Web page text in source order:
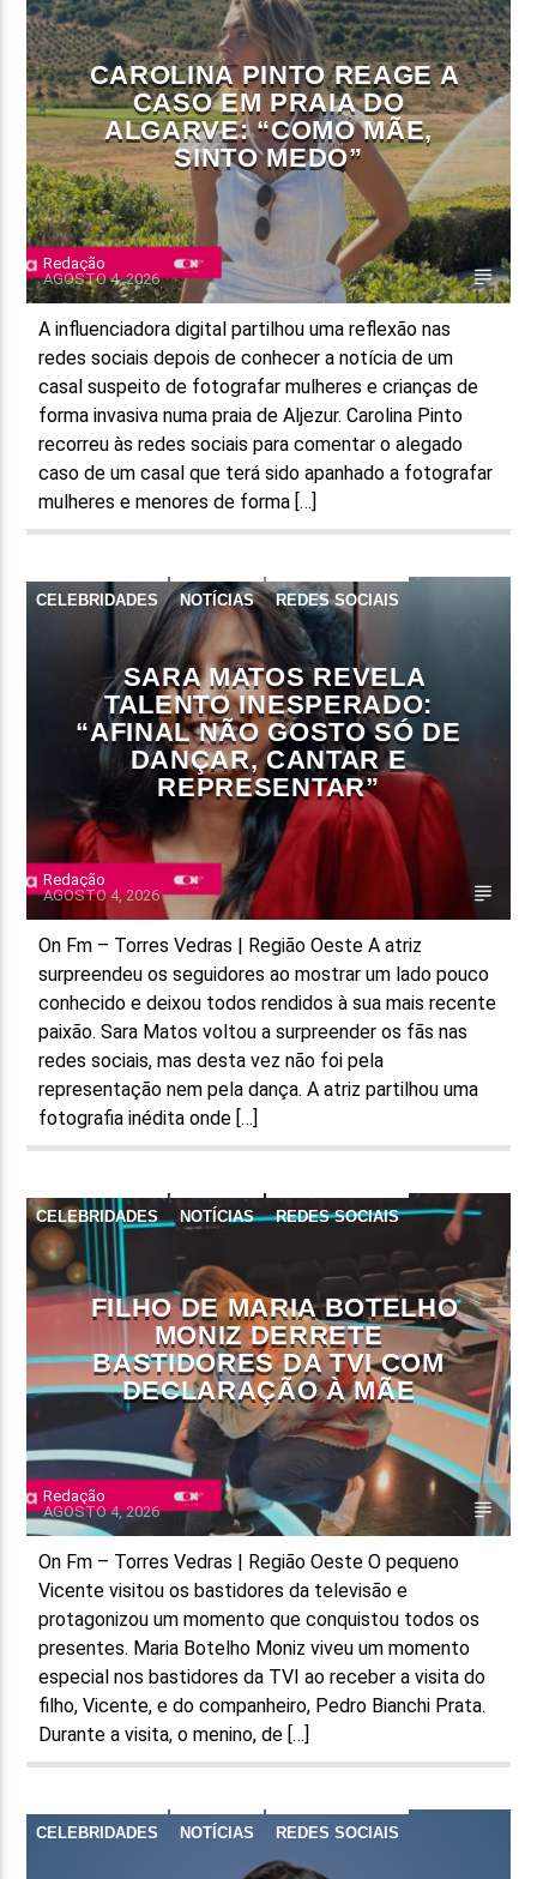
CAROLINA PINTO REAGE A
CASO EM PRAIA DO
ALGARVE: “COMO MÃE,
SINTO MEDO”
Redação
AGOSTO 4, 2026
A influenciadora digital partilhou uma reflexão nas
redes sociais depois de conhecer a notícia de um
casal suspeito de fotografar mulheres e crianças de
forma invasiva numa praia de Aljezur. Carolina Pinto
recorreu às redes sociais para comentar o alegado
caso de um casal que terá sido apanhado a fotografar
mulheres e menores de forma […]
CELEBRIDADES NOTÍCIAS REDES SOCIAIS
SARA MATOS REVELA
TALENTO INESPERADO:
“AFINAL NÃO GOSTO SÓ DE
DANÇAR, CANTAR E
REPRESENTAR”
Redação
AGOSTO 4, 2026
On Fm – Torres Vedras | Região Oeste A atriz
surpreendeu os seguidores ao mostrar um lado pouco
conhecido e deixou todos rendidos à sua mais recente
paixão. Sara Matos voltou a surpreender os fãs nas
redes sociais, mas desta vez não foi pela
representação nem pela dança. A atriz partilhou uma
fotografia inédita onde […]
CELEBRIDADES NOTÍCIAS REDES SOCIAIS
FILHO DE MARIA BOTELHO
MONIZ DERRETE
BASTIDORES DA TVI COM
DECLARAÇÃO À MÃE
Redação
AGOSTO 4, 2026
On Fm – Torres Vedras | Região Oeste O pequeno
Vicente visitou os bastidores da televisão e
protagonizou um momento que conquistou todos os
presentes. Maria Botelho Moniz viveu um momento
especial nos bastidores da TVI ao receber a visita do
filho, Vicente, e do companheiro, Pedro Bianchi Prata.
Durante a visita, o menino, de […]
CELEBRIDADES NOTÍCIAS REDES SOCIAIS